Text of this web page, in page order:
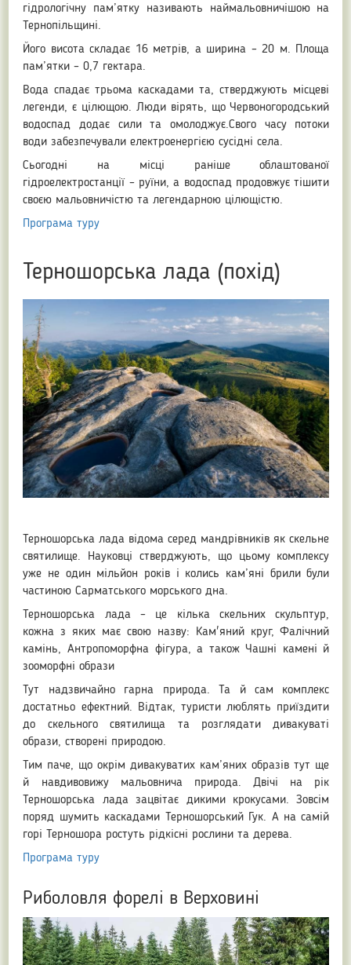
гідрологічну пам’ятку називають наймальовничішою на
Тернопільщині.
Його висота складає 16 метрів, а ширина – 20 м. Площа
пам’ятки – 0,7 гектара.
Вода спадає трьома каскадами та, стверджують місцеві
легенди, є цілющою. Люди вірять, що Червоногородський
водоспад додає сили та омолоджує.Свого часу потоки
води забезпечували електроенергією сусідні села.
Сьогодні на місці раніше облаштованої
гідроелектростанції – руїни, а водоспад продовжує тішити
своєю мальовничістю та легендарною цілющістю.
Програма туру
Терношорська лада (похід)
Терношорська лада відома серед мандрівників як скельне
святилище. Науковці стверджують, що цьому комплексу
уже не один мільйон років і колись кам’яні брили були
частиною Сарматського морського дна.
Терношорська лада – це кілька скельних скульптур,
кожна з яких має свою назву: Кам'яний круг, Фалічний
камінь, Антропоморфна фігура, а також Чашні камені й
зооморфні образи
Тут надзвичайно гарна природа. Та й сам комплекс
достатньо ефектний. Відтак, туристи люблять приїздити
до скельного святилища та розглядати дивакуваті
образи, створені природою.
Тим паче, що окрім дивакуватих кам’яних образів тут ще
й навдивовижу мальовнича природа. Двічі на рік
Терношорська лада зацвітає дикими крокусами. Зовсім
поряд шумить каскадами Терношорський Гук. А на самій
горі Терношора ростуть рідкісні рослини та дерева.
Програма туру
Риболовля форелі в Верховині